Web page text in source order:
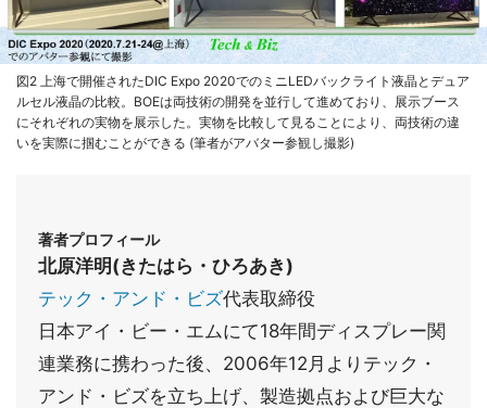
図2 上海で開催されたDIC Expo 2020でのミニLEDバックライト液晶とデュア
ルセル液晶の比較。BOEは両技術の開発を並行して進めており、展示ブース
にそれぞれの実物を展示した。実物を比較して見ることにより、両技術の違
いを実際に掴むことができる (筆者がアバター参観し撮影)
著者プロフィール
北原洋明(きたはら・ひろあき)
テック・アンド・ビズ代表取締役
日本アイ・ビー・エムにて18年間ディスプレー関
連業務に携わった後、2006年12月よりテック・
アンド・ビズを立ち上げ、製造拠点および巨大な